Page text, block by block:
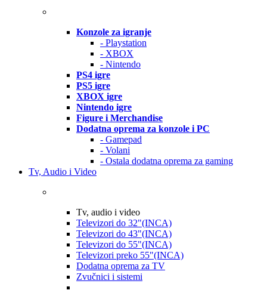
Konzole za igranje
- Playstation
- XBOX
- Nintendo
PS4 igre
PS5 igre
XBOX igre
Nintendo igre
Figure i Merchandise
Dodatna oprema za konzole i PC
- Gamepad
- Volani
- Ostala dodatna oprema za gaming
Tv, Audio i Video
Tv, audio i video
Televizori do 32"(INCA)
Televizori do 43"(INCA)
Televizori do 55"(INCA)
Televizori preko 55"(INCA)
Dodatna oprema za TV
Zvučnici i sistemi